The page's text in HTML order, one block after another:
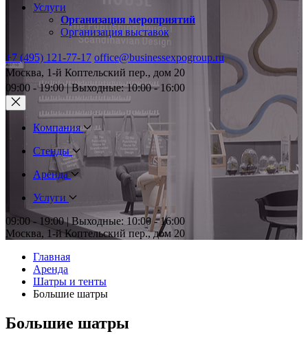
Услуги
Организация мероприятий
Организация выставок
+7 (495) 121-77-17 office@businessexpogroup.ru
Москва, 1-й Коптельский пер., дом 20
09:00 - 19:00 | Выходные: 10:00 - 16:00
Компания
Стенды
Аренда
Услуги
09:00 - 19:00 | Выходные: 10:00 - 16:00
Москва, 1-й Коптельский пер., дом 20
Главная
Аренда
Шатры и тенты
Большие шатры
Большие шатры